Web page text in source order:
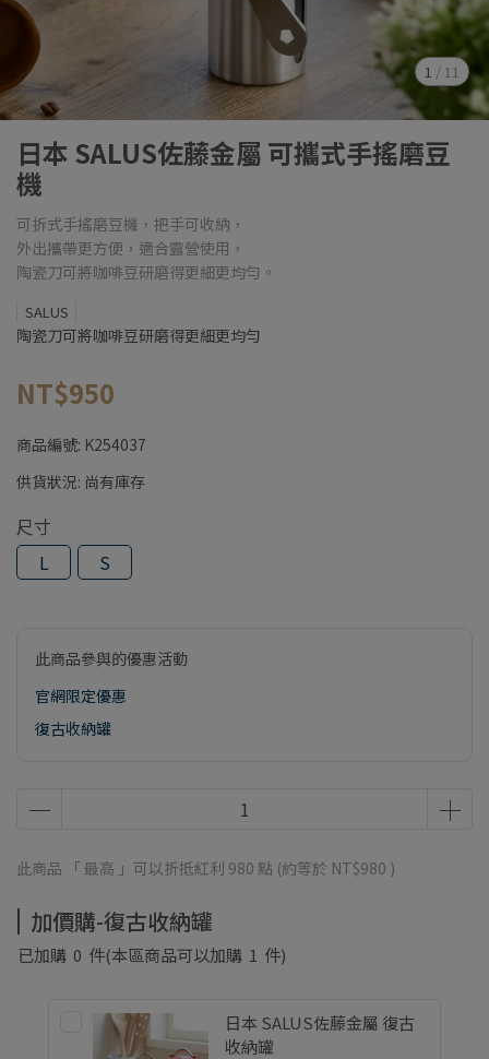
1 / 11
日本 SALUS佐藤金屬 可攜式手搖磨豆
機
可拆式手搖磨豆機，把手可收納，
外出攜帶更方便，適合露營使用，
陶瓷刀可將咖啡豆研磨得更細更均勻。
SALUS
陶瓷刀可將咖啡豆研磨得更細更均勻
NT$950
商品編號: K254037
供貨狀況: 尚有庫存
尺寸
L
S
此商品參與的優惠活動
官網限定優惠
復古收納罐
此商品 「 最高 」可以折抵紅利 980 點 (約等於 NT$980 )
加價購-復古收納罐
已加購 0 件(本區商品可以加購 1 件)
日本 SALUS佐藤金屬 復古
收納罐